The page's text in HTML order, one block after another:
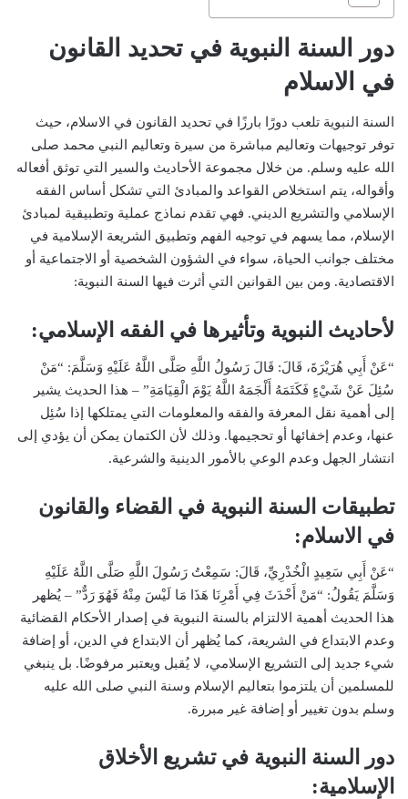
دور السنة النبوية في تحديد القانون
في الاسلام
السنة النبوية تلعب دورًا بارزًا في تحديد القانون في الاسلام، حيث
توفر توجيهات وتعاليم مباشرة من سيرة وتعاليم النبي محمد صلى
الله عليه وسلم. من خلال مجموعة الأحاديث والسير التي توثق أفعاله
وأقواله، يتم استخلاص القواعد والمبادئ التي تشكل أساس الفقه
الإسلامي والتشريع الديني. فهي تقدم نماذج عملية وتطبيقية لمبادئ
الإسلام، مما يسهم في توجيه الفهم وتطبيق الشريعة الإسلامية في
مختلف جوانب الحياة، سواء في الشؤون الشخصية أو الاجتماعية أو
الاقتصادية. ومن بين القوانين التي أثرت فيها السنة النبوية:
لأحاديث النبوية وتأثيرها في الفقه الإسلامي:
“عَنْ أَبِي هُرَيْرَةَ، قَالَ: قَالَ رَسُولُ اللَّهِ صَلَّى اللَّهُ عَلَيْهِ وَسَلَّمَ: “مَنْ
سُئِلَ عَنْ شَيْءٍ فَكَتَمَهُ أَلْجَمَهُ اللَّهُ يَوْمَ الْقِيَامَةِ” – هذا الحديث يشير
إلى أهمية نقل المعرفة والفقه والمعلومات التي يمتلكها إذا سُئِل
عنها، وعدم إخفائها أو تحجيمها. وذلك لأن الكتمان يمكن أن يؤدي إلى
انتشار الجهل وعدم الوعي بالأمور الدينية والشرعية.
تطبيقات السنة النبوية في القضاء والقانون
في الاسلام:
“عَنْ أَبِي سَعِيدٍ الْخُدْرِيِّ، قَالَ: سَمِعْتُ رَسُولَ اللَّهِ صَلَّى اللَّهُ عَلَيْهِ
وَسَلَّمَ يَقُولُ: “مَنْ أَحْدَثَ فِي أَمْرِنَا هَذَا مَا لَيْسَ مِنْهُ فَهُوَ رَدٌّ” – يُظهر
هذا الحديث أهمية الالتزام بالسنة النبوية في إصدار الأحكام القضائية
وعدم الابتداع في الشريعة، كما يُظهر أن الابتداع في الدين، أو إضافة
شيء جديد إلى التشريع الإسلامي، لا يُقبل ويعتبر مرفوضًا. بل ينبغي
للمسلمين أن يلتزموا بتعاليم الإسلام وسنة النبي صلى الله عليه
وسلم بدون تغيير أو إضافة غير مبررة.
دور السنة النبوية في تشريع الأخلاق
الإسلامية: